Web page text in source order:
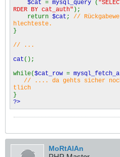
$cat = mysql_query (
RDER BY cat_auth" );
return $cat ; //
hlechteste.
}
// ...
cat ();
while($cat_row =
// .... da gehts sicher
tlich
}
?>
MoRtAlAn